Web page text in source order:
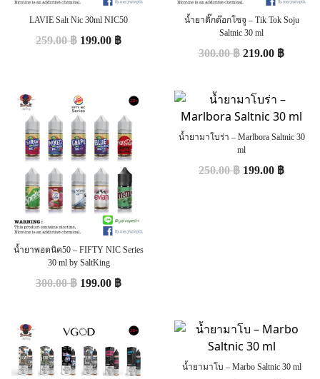
LAVIE Salt Nic 30ml NIC50
259.00฿ 199.00 ฿
น้ำยาติ๊กต๊อกโซจู – Tik Tok Soju
Saltnic 30 ml
300.00฿ 219.00 ฿
น้ำยาพอตนิค50 – FIFTY NIC Series
30 ml by SaltKing
300.00฿ 199.00 ฿
น้ำยามาโบร่า – Marlbora Saltnic 30
ml
250.00฿ 199.00 ฿
น้ำยามาโบ – Marbo Saltnic 30 ml